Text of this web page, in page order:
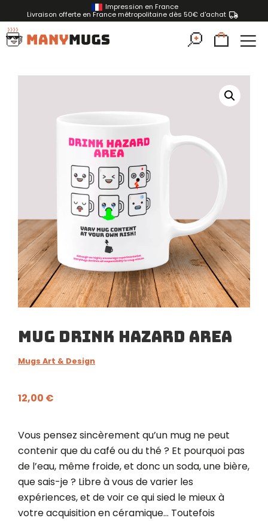
Impression en France
Livraison offerte en France métropolitaine dès 50€ d'achat
Mug Drink Hazard Area
Mugs Art & Design
12,00 €
Vous pensez sincèrement qu’un mug ne peut
contenir que du café ou du thé ? Et pourquoi pas
de l’eau, même froide, et donc un soda, une bière,
que sais-je ? Libre à vous de varier les
expériences, et de voir ce qui sied le mieux à
votre acquisition en céramique… Toutefois